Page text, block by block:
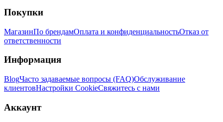
Покупки
МагазинПо брендамОплата и конфиденциальностьОтказ от
ответственности
Информация
BlogЧасто задаваемые вопросы (FAQ)Обслуживание
клиентовНастройки CookieСвяжитесь с нами
Аккаунт